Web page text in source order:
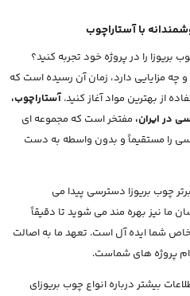
با آستاراچوب
بریوزا را در پروژه خود تجربه کنید؟
چه مزایایی دارد، زمان آن رسیده است که
از بهترین مواد آغاز کنید. آستاراچوب،
در ایران،مفتخر است که مجموعه ای
را مستقیماً و بدون واسطه به دست
چوب بریوزا دسترسی پیدا می
ما نیز بهره مند می شوید تا دقیقاً
خاص شما ایده آل است. تعهد ما به اصالت
پروژه های شماست.
بیشتر درباره انواع چوب بریوزای